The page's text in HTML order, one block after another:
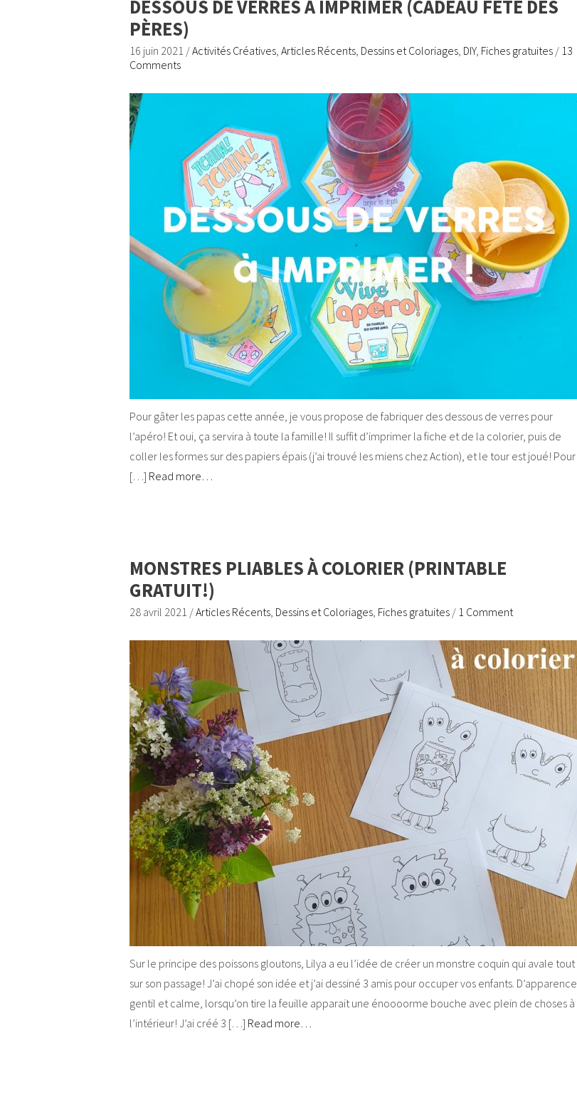
DESSOUS DE VERRES À IMPRIMER (CADEAU FÊTE DES
PÈRES)
16 juin 2021 /Activités Créatives Articles Récents Dessins et Coloriages DIY, Fiches gratuites / 13
Comments
Pour gâter les papas cette année, je vous propose de fabriquer des dessous de verres pour
l’apéro! Et oui, ça servira à toute la famille! Il suffit d’imprimer la fiche et de la colorier, puis de
coller les formes sur des papiers épais (j’ai trouvé les miens chez Action), et le tour est joué! Pour
[…] Read more…
MONSTRES PLIABLES À COLORIER (PRINTABLE
GRATUIT!)
28 avril 2021 /Articles Récents Dessins et Coloriages Fiches gratuites / 1 Comment
Sur le principe des poissons gloutons, Lilya a eu l’idée de créer un monstre coquin qui avale tout
sur son passage! J’ai chopé son idée et j’ai dessiné 3 amis pour occuper vos enfants. D’apparence
gentil et calme, lorsqu’on tire la feuille apparait une énoooorme bouche avec plein de choses à
l’intérieur! J’ai créé 3 […] Read more…